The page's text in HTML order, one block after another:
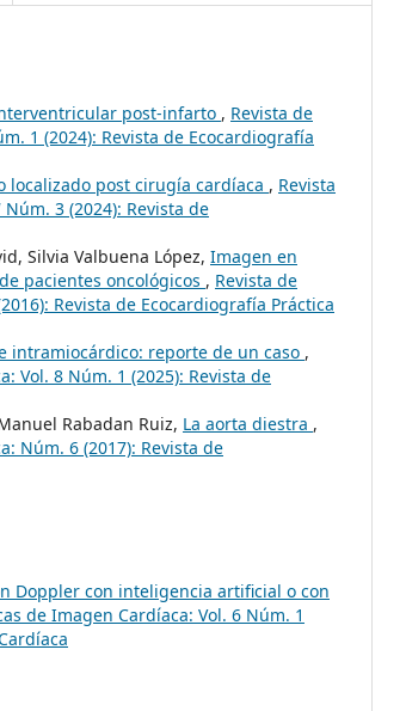
post-infarto , Revista de
1 (2024): Revista de Ecocardiografía
localizado post cirugía cardíaca , Revista
3 (2024): Revista de
Silvia Valbuena López, Imagen en
pacientes oncológicos , Revista de
Revista de Ecocardiografía Práctica
intramiocárdico: reporte de un caso ,
Vol. 8 Núm. 1 (2025): Revista de
Rabadan Ruiz, La aorta diestra ,
Núm. 6 (2017): Revista de
Doppler con inteligencia artificial o con
de Imagen Cardíaca: Vol. 6 Núm. 1